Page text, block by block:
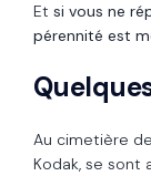
Et si vous ne
pérennité est
Au cimetière
Kodak, se sont